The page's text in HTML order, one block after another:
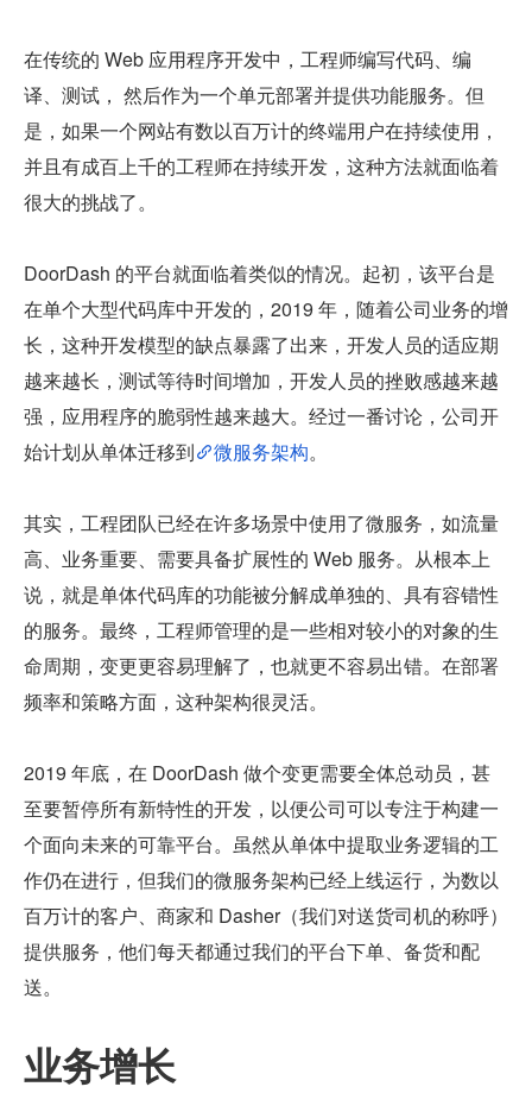
在传统的 Web 应用程序开发中，工程师编写代码、编
译、测试， 然后作为一个单元部署并提供功能服务。但
是，如果一个网站有数以百万计的终端用户在持续使用，
并且有成百上千的工程师在持续开发，这种方法就面临着
很大的挑战了。
DoorDash 的平台就面临着类似的情况。起初，该平台是
在单个大型代码库中开发的，2019 年，随着公司业务的增
长，这种开发模型的缺点暴露了出来，开发人员的适应期
越来越长，测试等待时间增加，开发人员的挫败感越来越
强，应用程序的脆弱性越来越大。经过一番讨论，公司开
始计划从单体迁移到
微服务架构。
其实，工程团队已经在许多场景中使用了微服务，如流量
高、业务重要、需要具备扩展性的 Web 服务。从根本上
说，就是单体代码库的功能被分解成单独的、具有容错性
的服务。最终，工程师管理的是一些相对较小的对象的生
命周期，变更更容易理解了，也就更不容易出错。在部署
频率和策略方面，这种架构很灵活。
2019 年底，在 DoorDash 做个变更需要全体总动员，甚
至要暂停所有新特性的开发，以便公司可以专注于构建一
个面向未来的可靠平台。虽然从单体中提取业务逻辑的工
作仍在进行，但我们的微服务架构已经上线运行，为数以
百万计的客户、商家和 Dasher（我们对送货司机的称呼）
提供服务，他们每天都通过我们的平台下单、备货和配
送。
业务增长